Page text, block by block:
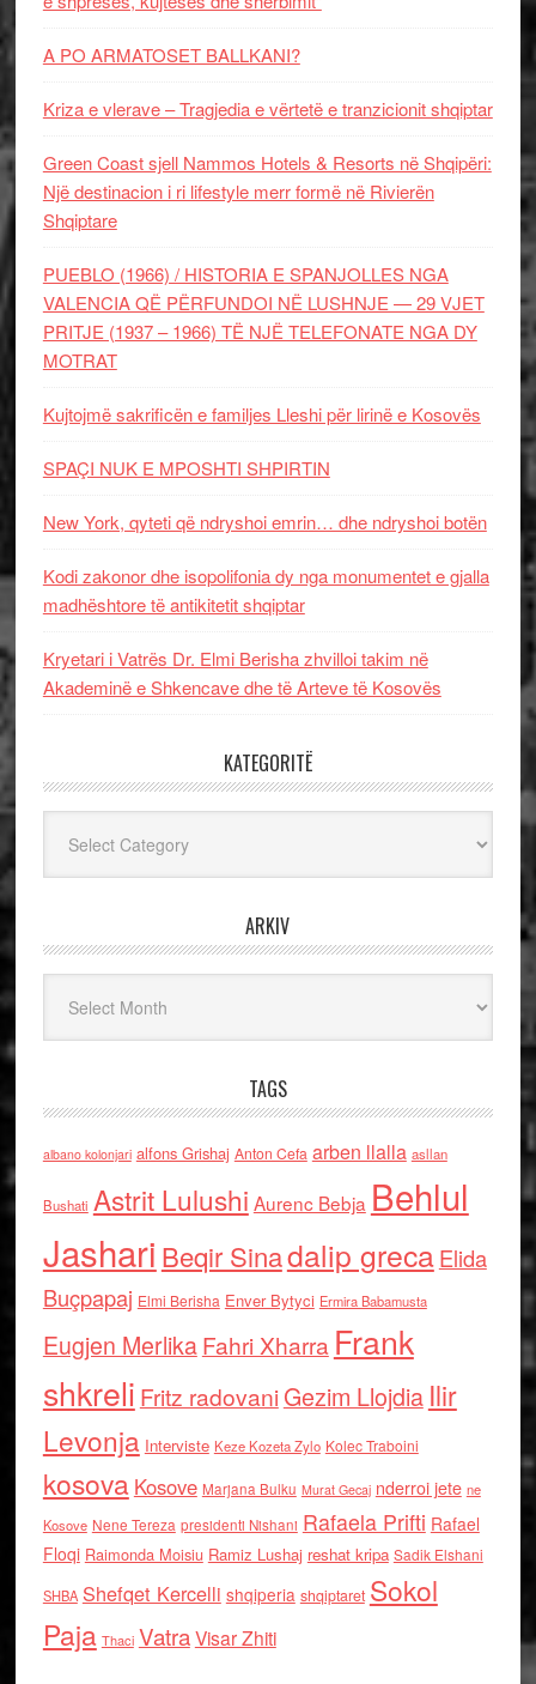
A PO ARMATOSET BALLKANI?
Kriza e vlerave – Tragjedia e vërtetë e tranzicionit shqiptar
Green Coast sjell Nammos Hotels & Resorts në Shqipëri:
Një destinacion i ri lifestyle merr formë në Rivierën
Shqiptare
PUEBLO (1966) / HISTORIA E SPANJOLLES NGA
VALENCIA QË PËRFUNDOI NË LUSHNJE — 29 VJET
PRITJE (1937 – 1966) TË NJË TELEFONATE NGA DY
MOTRAT
Kujtojmë sakrificën e familjes Lleshi për lirinë e Kosovës
SPAÇI NUK E MPOSHTI SHPIRTIN
New York, qyteti që ndryshoi emrin… dhe ndryshoi botën
Kodi zakonor dhe isopolifonia dy nga monumentet e gjalla
madhështore të antikitetit shqiptar
Kryetari i Vatrës Dr. Elmi Berisha zhvilloi takim në
Akademinë e Shkencave dhe të Arteve të Kosovës
KATEGORITË
ARKIV
TAGS
albano kolonjari alfons Grishaj Anton Cefa arben llalla asllan
Bushati Astrit Lulushi Aurenc Bebja Behlul
Jashari Beqir Sinadalip grecaElida
Buçpapaj Elmi Berisha Enver Bytyci Ermira Babamusta
Eugjen MerlikaFahri Xharra Frank
shkreli Fritz radovaniGezim Llojdia Ilir
Levonja Interviste Keze Kozeta Zylo Kolec Traboini
kosova Kosove Marjana Bulku Murat Gecaj nderroi jete ne
Kosove Nene Tereza presidenti Nishani Rafaela Prifti Rafael
Floqi Raimonda Moisiu Ramiz Lushaj reshat kripa Sadik Elshani
SHBA Shefqet Kercelli shqiperia shqiptaret Sokol
Paja Thaci VatraVisar Zhiti